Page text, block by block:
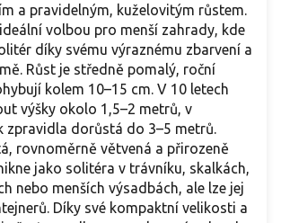
a pravidelným, kuželovitým růstem.
volbou pro menší zahrady, kde
díky svému výraznému zbarvení a
Růst je středně pomalý, roční
kolem 10–15 cm. V 10 letech
výšky okolo 1,5–2 metrů, v
zpravidla dorůstá do 3–5 metrů.
rovnoměrně větvená a přirozeně
jako solitéra v trávníku, skalkách,
nebo menších výsadbách, ale lze jej
Díky své kompaktní velikosti a